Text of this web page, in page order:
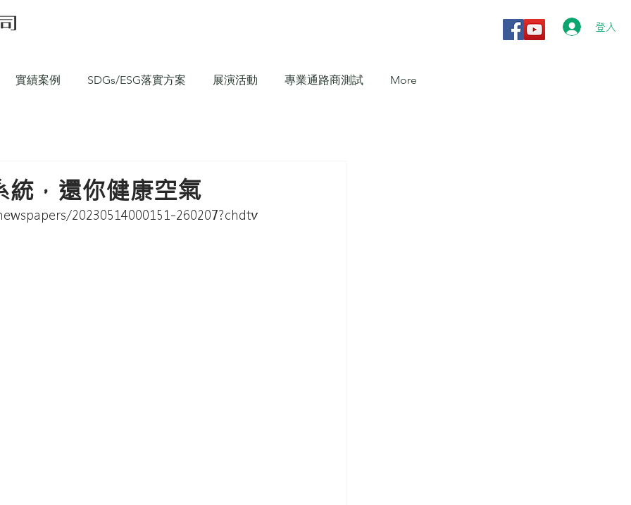
實績案例 SDGs/ESG落實方案 展演活動 專業通路商測試 More
登入
，還你健康空氣
20230514000151-260207?chdtv